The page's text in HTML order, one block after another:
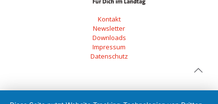
Kontakt
Newsletter
Downloads
Impressum
Datenschutz